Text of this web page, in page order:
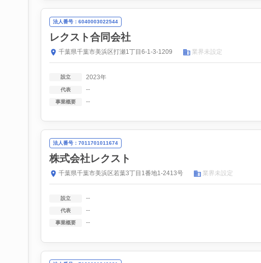
法人番号：6040003022544
レクスト合同会社
千葉県千葉市美浜区打瀬1丁目6-1-3-1209 業界未設定
設立 2023年
代表 --
事業概要 --
法人番号：7011701011674
株式会社レクスト
千葉県千葉市美浜区若葉3丁目1番地1-2413号 業界未設定
設立 --
代表 --
事業概要 --